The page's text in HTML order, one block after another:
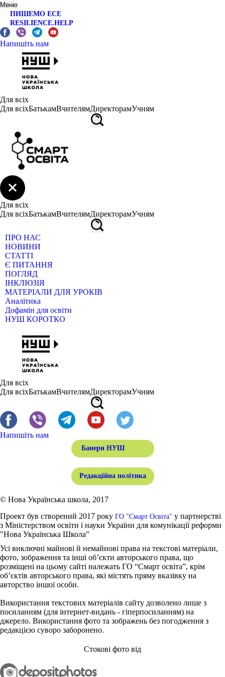
Меню
ПИШЕМО ЕСЕ
RESILIENCE.HELP
Напишіть нам
Для всіх
Для всіхБатькамВчителямДиректорамУчням
Для всіх
Для всіхБатькамВчителямДиректорамУчням
ПРО НАС
НОВИНИ
СТАТТІ
Є ПИТАННЯ
ПОГЛЯД
ІНКЛЮЗІЯ
МАТЕРІАЛИ ДЛЯ УРОКІВ
Аналітика
Дофамін для освіти
НУШ КОРОТКО
Для всіх
Для всіхБатькамВчителямДиректорамУчням
Напишіть нам
Банери НУШ
Редакційна політика
© Нова Українська школа, 2017
Проект був створений 2017 року ГО "Смарт Освіта" у партнерстві
з Міністерством освіти і науки України для комунікації реформи
"Нова Українська Школа"
Усі виключні майнові й немайнові права на текстові матеріали,
фото, зображення та інші об’єкти авторського права, що
розміщені на цьому сайті належать ГО “Смарт освіта”, крім
об’єктів авторського права, які містять пряму вказівку на
авторство іншої особи.
Використання текстових матеріалів сайту дозволено лише з
посиланням (для інтернет-видань - гіперпосиланням) на
джерело. Використання фото та зображень без погодження з
редакцією суворо заборонено.
Стокові фото від